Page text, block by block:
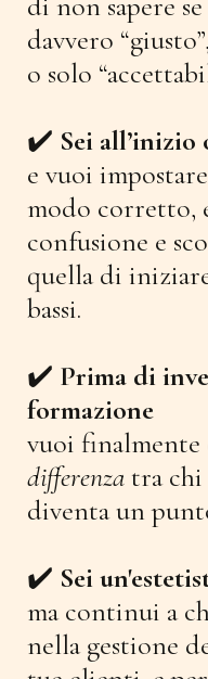
davvero
o solo
✔️ Sei
e vuoi
modo corretto,
confusione e
quella di
bassi.
✔️ Prima di
formazione
vuoi finalmente
differenzatra chi
diventa un
✔️ Sei
ma continui a
nella gestione